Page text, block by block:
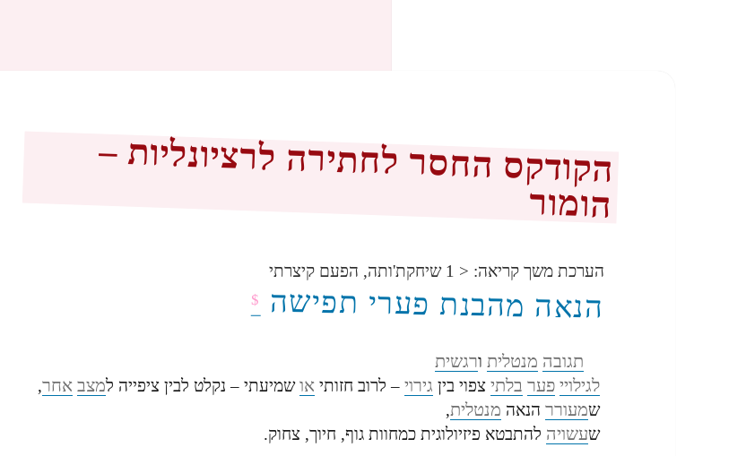
הקודקס החסר לחתירה לרציונליות –
הומור
הערכת משך קריאה: < 1 שיחקת'ותה, הפעם קיצרתי
הנאה מהבנת פערי תפישה$
תגובה מנטלית ורגשית
לגילויי פער בלתיצפוי בין גירוי– לרוב חזותי אושמיעתי – נקלט לבין ציפייה למצב אחר,
שמעוררהנאה מנטלית,
שעשויה להתבטא פיזיולוגית כמחוות גוף, חיוך, צחוק.